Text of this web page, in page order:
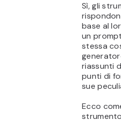
Sì, gli
base al
un
stessa
riassunti
punti di
sue
Ecco